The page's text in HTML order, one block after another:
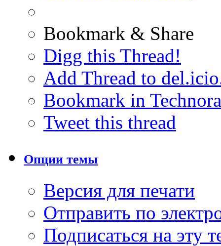
Bookmark & Share
Digg this Thread!
Add Thread to
Bookmark in
Tweet this thread
Опции темы
Версия для печати
Отправить по
Подписаться на эту